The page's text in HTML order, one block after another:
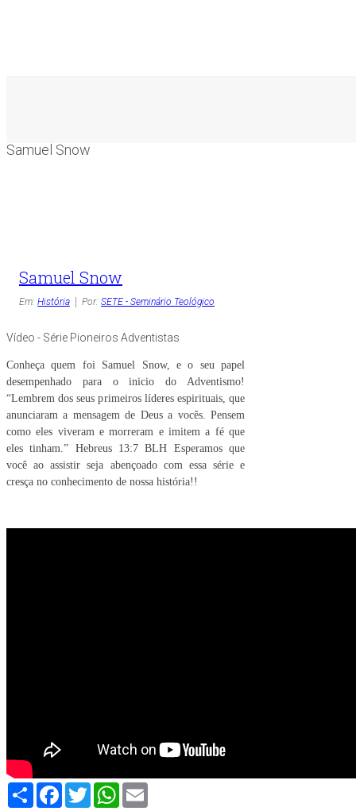
Samuel Snow
Samuel Snow
Em: História Por: SETE - Seminário Teológico
Vídeo - Série Pioneiros Adventistas
Conheça quem foi Samuel Snow, e o seu papel
desempenhado para o inicio do Adventismo!
“Lembrem dos seus primeiros líderes espirituais, que
anunciaram a mensagem de Deus a vocês. Pensem
como eles viveram e morreram e imitem a fé que
eles tinham.” Hebreus 13:7 BLH Esperamos que
você ao assistir seja abençoado com essa série e
cresça no conhecimento de nossa história!!
Compartilhe
Facebook
TwitterWhatsApp